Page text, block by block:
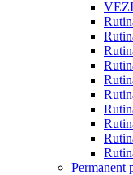
Permanent